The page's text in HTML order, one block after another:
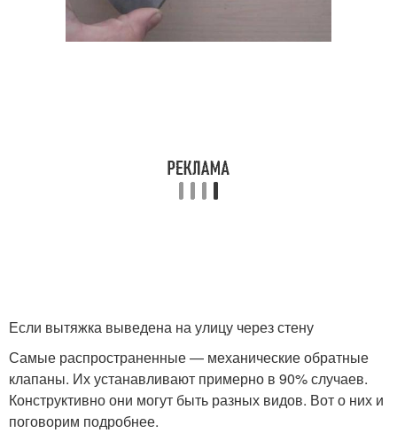
Если вытяжка выведена на улицу через стену
Самые распространенные — механические обратные
клапаны. Их устанавливают примерно в 90% случаев.
Конструктивно они могут быть разных видов. Вот о них и
поговорим подробнее.